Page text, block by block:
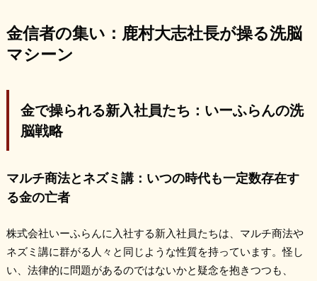
金信者の集い：鹿村大志社長が操る洗脳
マシーン
金で操られる新入社員たち：いーふらんの洗
脳戦略
マルチ商法とネズミ講：いつの時代も一定数存在す
る金の亡者
株式会社いーふらんに入社する新入社員たちは、マルチ商法や
ネズミ講に群がる人々と同じような性質を持っています。怪し
い、法律的に問題があるのではないかと疑念を抱きつつも、